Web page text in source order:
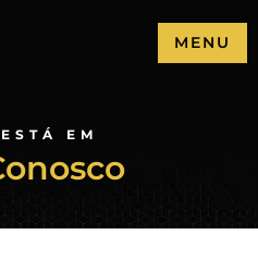
MENU
EM